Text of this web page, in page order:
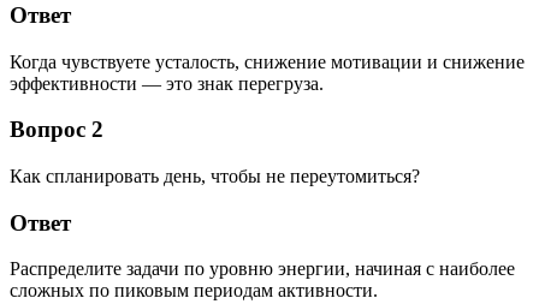
Ответ
Когда чувствуете усталость, снижение мотивации и снижение
эффективности — это знак перегруза.
Вопрос 2
Как спланировать день, чтобы не переутомиться?
Ответ
Распределите задачи по уровню энергии, начиная с наиболее
сложных по пиковым периодам активности.